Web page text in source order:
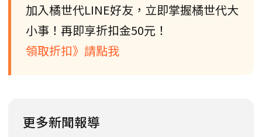
加入橘世代LINE好友，立即掌握橘世代大
小事！再即享折扣金50元！
領取折扣》請點我
更多新聞報導